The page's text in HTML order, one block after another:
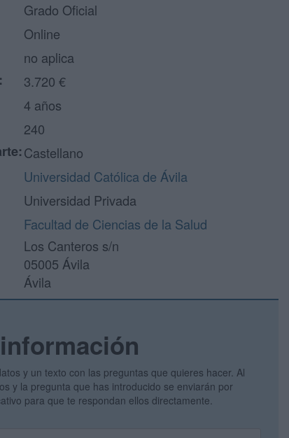
Grado Oficial
Online
no aplica
3.720 €
4 años
240
Castellano
Universidad Católica de Ávila
Universidad Privada
Facultad de Ciencias de la Salud
Los Canteros s/n
05005 Ávila
Ávila
y un texto con las preguntas que quieres hacer. Al
y la pregunta que has introducido se enviarán por
para que te respondan ellos directamente.